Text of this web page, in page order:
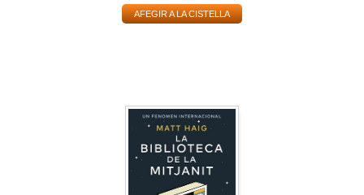
AFEGIR A LA CISTELLA